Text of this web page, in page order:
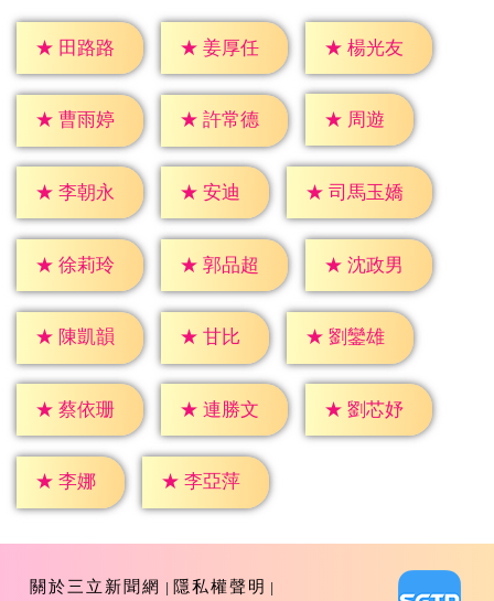
★ 田路路 ★ 姜厚任 ★ 楊光友
★ 曹雨婷 ★ 許常德 ★ 周遊
★ 李朝永 ★ 安迪 ★ 司馬玉嬌
★ 徐莉玲 ★ 郭品超 ★ 沈政男
★ 陳凱韻 ★ 甘比 ★ 劉鑾雄
★ 蔡依珊 ★ 連勝文 ★ 劉芯妤
★ 李娜 ★ 李亞萍
關於三立新聞網 隱私權聲明